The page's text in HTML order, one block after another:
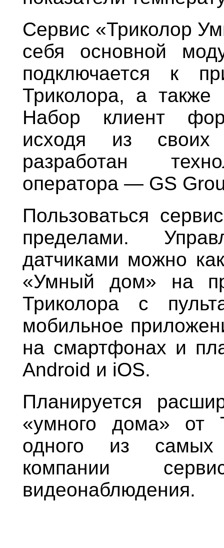
Сервис «Триколор
себя основной
подключается к
Триколора, а также
Набор клиент
исходя из своих
разработан
оператора — GS
Пользоваться
пределами.
датчиками можно
«Умный дом» на
Триколора с
мобильное
на смартфонах и
Android и iOS.
Планируется
«умного дома» от
одного из самых
компании
видеонаблюдения.